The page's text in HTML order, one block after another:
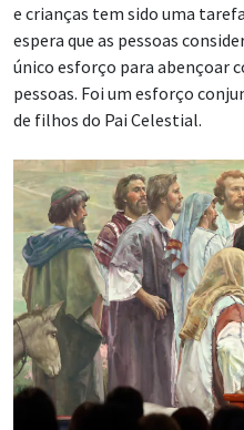
e crianças tem sido uma
espera que as pessoas
único esforço para abençoar
pessoas. Foi um esforço
de filhos do Pai Celestial.